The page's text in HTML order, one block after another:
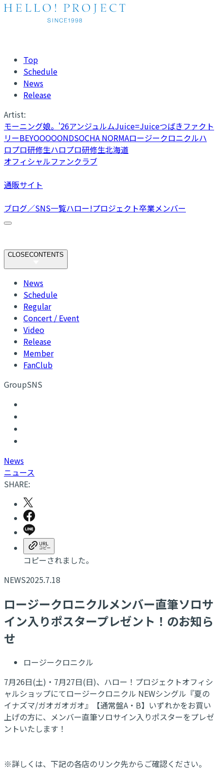
Top
Schedule
News
Release
Artist:
モーニング娘。'26アンジュルムJuice=Juiceつばきファクト
リーBEYOOOOONDSOCHA NORMAロージークロニクルハ
ロプロ研修生ハロプロ研修生北海道
オフィシャルファンクラブ
通販サイト
ブログ／SNS一覧ハロー!プロジェクト卒業メンバー
CLOSECONTENTS
News
Schedule
Regular
Concert / Event
Video
Release
Member
FanClub
GroupSNS
News
ニュース
SHARE:
コピーされました。
NEWS2025.7.18
ロージークロニクルメンバー直筆ソロサ
イン入りポスタープレゼント！のお知ら
せ
ロージークロニクル
7月26日(土)・7月27日(日)、ハロー！プロジェクトオフィシ
ャルショップにてロージークロニクル NEWシングル『夏の
イナズマ/ガオガオガオ』【通常盤A・B】いずれかをお買い
上げの方に、メンバー直筆ソロサイン入りポスターをプレゼ
ントいたします！
※詳しくは、下記の各店のリンク先からご確認ください。